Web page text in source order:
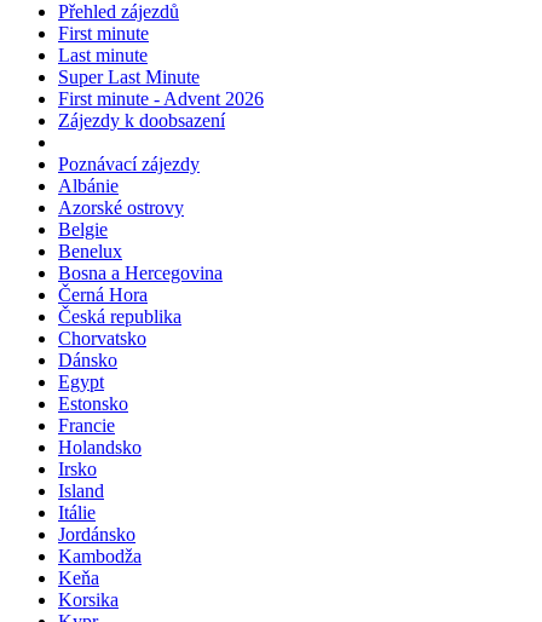
Přehled zájezdů
First minute
Last minute
Super Last Minute
First minute - Advent 2026
Zájezdy k doobsazení
Poznávací zájezdy
Albánie
Azorské ostrovy
Belgie
Benelux
Bosna a Hercegovina
Černá Hora
Česká republika
Chorvatsko
Dánsko
Egypt
Estonsko
Francie
Holandsko
Irsko
Island
Itálie
Jordánsko
Kambodža
Keňa
Korsika